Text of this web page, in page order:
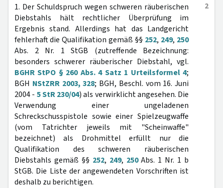
2
1. Der Schuldspruch wegen schweren räuberischen
Diebstahls hält rechtlicher Überprüfung im
Ergebnis stand. Allerdings hat das Landgericht
fehlerhaft die Qualifikation gemäß §§ 252, 249, 250
Abs. 2 Nr. 1 StGB (zutreffende Bezeichnung:
besonders schwerer räuberischer Diebstahl, vgl.
BGHR StPO § 260 Abs. 4 Satz 1 Urteilsformel 4;
BGH NStZRR 2003, 328; BGH, Beschl. vom 16. Juni
2004 - 5 StR 230/04) als verwirklicht angesehen. Die
Verwendung einer ungeladenen
Schreckschusspistole sowie einer Spielzeugwaffe
(vom Tatrichter jeweils mit "Scheinwaffe"
bezeichnet) als Drohmittel erfüllt nur die
Qualifikation des schweren räuberischen
Diebstahls gemäß §§ 252, 249, 250Abs. 1 Nr. 1 b
StGB. Die Liste der angewendeten Vorschriften ist
deshalb zu berichtigen.